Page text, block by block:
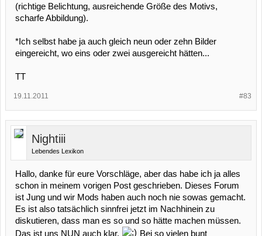
(richtige Belichtung, ausreichende Größe des Motivs,
scharfe Abbildung).
*Ich selbst habe ja auch gleich neun oder zehn Bilder
eingereicht, wo eins oder zwei ausgereicht hätten...
TT
#83
19.11.2011
Nightiii
Lebendes Lexikon
Hallo, danke für eure Vorschläge, aber das habe ich ja alles
schon in meinem vorigen Post geschrieben. Dieses Forum
ist Jung und wir Mods haben auch noch nie sowas gemacht.
Es ist also tatsächlich sinnfrei jetzt im Nachhinein zu
diskutieren, dass man es so und so hätte machen müssen.
Das ist uns NUN auch klar.
Bei so vielen bunt